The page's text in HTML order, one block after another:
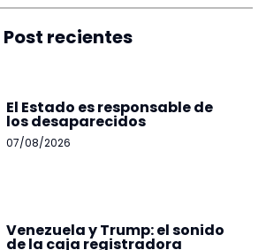
Post recientes
El Estado es responsable de
los desaparecidos
07/08/2026
Venezuela y Trump: el sonido
de la caja registradora